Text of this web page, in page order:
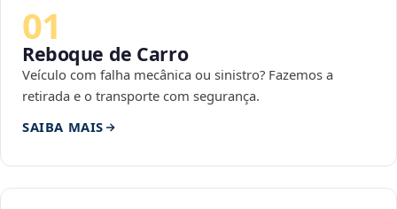
01
Reboque de Carro
Veículo com falha mecânica ou sinistro? Fazemos a
retirada e o transporte com segurança.
SAIBA MAIS